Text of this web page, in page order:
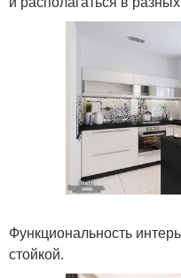
Функциональность
стойкой.